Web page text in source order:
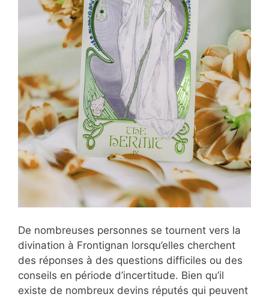
De nombreuses personnes se tournent vers la
divination à Frontignan lorsqu’elles cherchent
des réponses à des questions difficiles ou des
conseils en période d’incertitude. Bien qu’il
existe de nombreux devins réputés qui peuvent